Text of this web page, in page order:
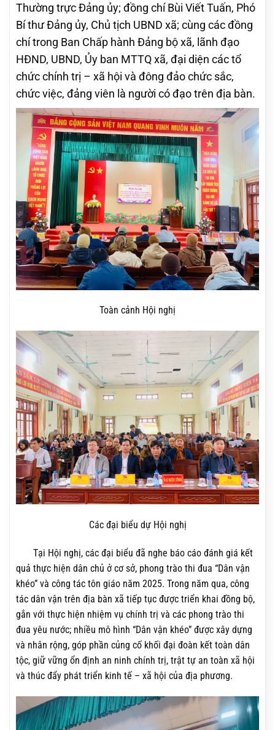
Thường trực Đảng ủy; đồng chí Bùi Viết Tuấn, Phó
Bí thư Đảng ủy, Chủ tịch UBND xã; cùng các đồng
chí trong Ban Chấp hành Đảng bộ xã, lãnh đạo
HĐND, UBND, Ủy ban MTTQ xã, đại diện các tổ
chức chính trị – xã hội và đông đảo chức sắc,
chức việc, đảng viên là người có đạo trên địa bàn.
Toàn cảnh Hội nghị
Các đại biểu dự Hội nghị
Tại Hội nghị, các đại biểu đã nghe báo cáo đánh giá kết
quả thực hiện dân chủ ở cơ sở, phong trào thi đua “Dân vận
khéo” và công tác tôn giáo năm 2025. Trong năm qua, công
tác dân vận trên địa bàn xã tiếp tục được triển khai đồng bộ,
gắn với thực hiện nhiệm vụ chính trị và các phong trào thi
đua yêu nước; nhiều mô hình “Dân vận khéo” được xây dựng
và nhân rộng, góp phần củng cố khối đại đoàn kết toàn dân
tộc, giữ vững ổn định an ninh chính trị, trật tự an toàn xã hội
và thúc đẩy phát triển kinh tế – xã hội của địa phương.